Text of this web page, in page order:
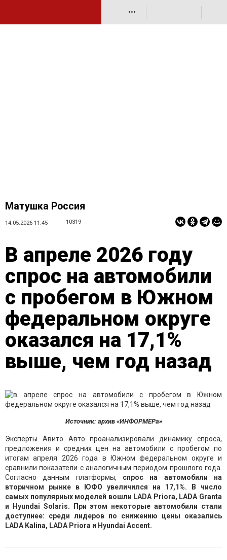
•••
Матушка Россия
14.05.2026 11:45 10319
В апреле 2026 году
спрос на автомобили
с пробегом в Южном
федеральном округе
оказался на 17,1%
выше, чем год назад
Источник: архив «ИНФОРМЕРа»
Эксперты Авито Авто проанализировали динамику спроса,
предложения и средних цен на автомобили с пробегом по
итогам апреля 2026 года в Южном федеральном округе и
сравнили показатели с аналогичным периодом прошлого года.
Согласно данным платформы, спрос на автомобили на
вторичном рынке в ЮФО увеличился на 17,1%. В число
самых популярных моделей вошли LADA Priora, LADA Granta
и Hyundai Solaris. При этом некоторые автомобили стали
доступнее: среди лидеров по снижению цены оказались
LADA Kalina, LADA Priora и Hyundai Accent.